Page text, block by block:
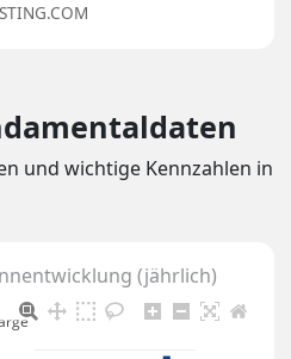
und wichtige Kennzahlen in
(jährlich)